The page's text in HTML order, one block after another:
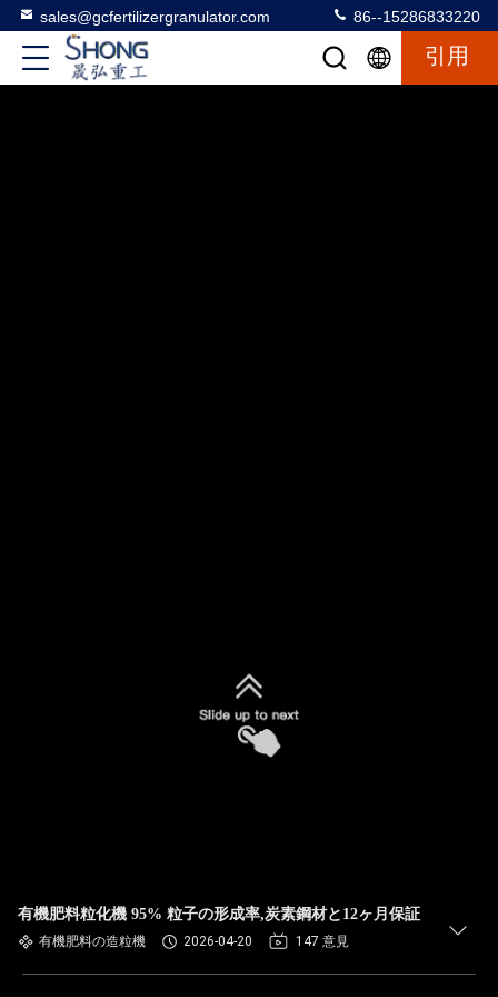
sales@gcfertilizergranulator.com 86--15286833220
引用
有機肥料粒化機 95% 粒子の形成率,炭素鋼材と12ヶ月保証
有機肥料の造粒機 2026-04-20 147 意見